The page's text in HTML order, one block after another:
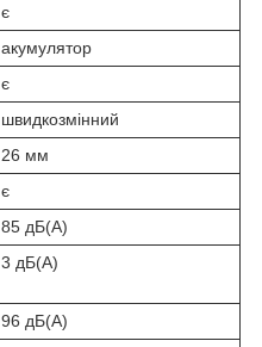
є
акумулятор
є
швидкозмінний
26 мм
є
85 дБ(A)
3 дБ(A)
96 дБ(A)